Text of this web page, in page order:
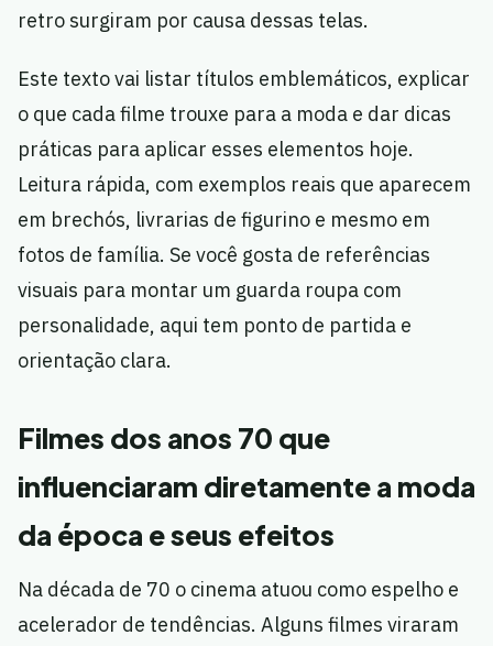
retro surgiram por causa dessas telas.
Este texto vai listar títulos emblemáticos, explicar
o que cada filme trouxe para a moda e dar dicas
práticas para aplicar esses elementos hoje.
Leitura rápida, com exemplos reais que aparecem
em brechós, livrarias de figurino e mesmo em
fotos de família. Se você gosta de referências
visuais para montar um guarda roupa com
personalidade, aqui tem ponto de partida e
orientação clara.
Filmes dos anos 70 que
influenciaram diretamente a moda
da época e seus efeitos
Na década de 70 o cinema atuou como espelho e
acelerador de tendências. Alguns filmes viraram